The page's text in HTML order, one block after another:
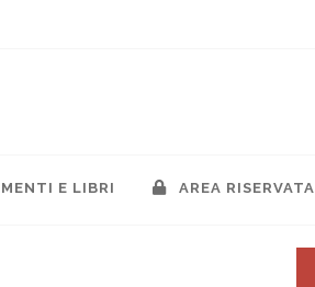
E LIBRI AREA RISERVATA